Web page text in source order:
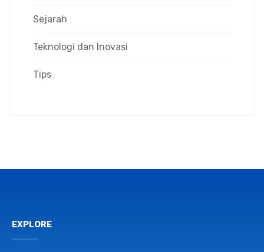
Sejarah
Teknologi dan Inovasi
Tips
EXPLORE